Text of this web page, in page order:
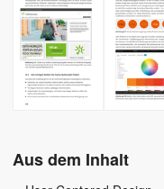
Aus dem Inhalt